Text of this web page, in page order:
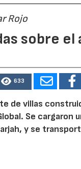
Rojo
sobre el
633
de villas
Se cargaron
y se